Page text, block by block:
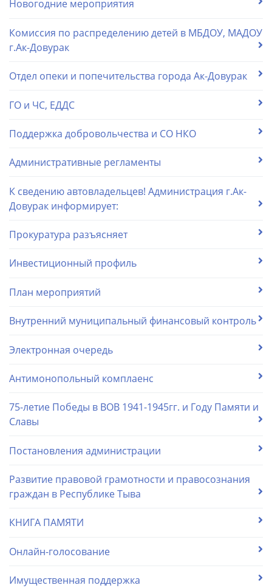
Новогодние мероприятия
Комиссия по распределению детей в МБДОУ, МАДОУ
г.Ак-Довурак
Отдел опеки и попечительства города Ак-Довурак
ГО и ЧС, ЕДДС
Поддержка добровольчества и СО НКО
Административные регламенты
К сведению автовладельцев! Администрация г.Ак-
Довурак информирует:
Прокуратура разъясняет
Инвестиционный профиль
План мероприятий
Внутренний муниципальный финансовый контроль
Электронная очередь
Антимонопольный комплаенс
75-летие Победы в ВОВ 1941-1945гг. и Году Памяти и
Славы
Постановления администрации
Развитие правовой грамотности и правосознания
граждан в Республике Тыва
КНИГА ПАМЯТИ
Онлайн-голосование
Имущественная поддержка